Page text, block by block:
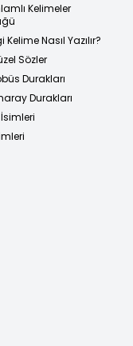
Kelimeler
Kelime Nasıl Yazılır?
Sözler
Durakları
Durakları
İsimleri